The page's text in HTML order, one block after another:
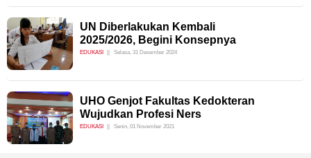
UN Diberlakukan Kembali
2025/2026, Begini Konsepnya
EDUKASI Selasa, 31 Desember 2024
UHO Genjot Fakultas Kedokteran
Wujudkan Profesi Ners
EDUKASI Senin, 01 November 2021